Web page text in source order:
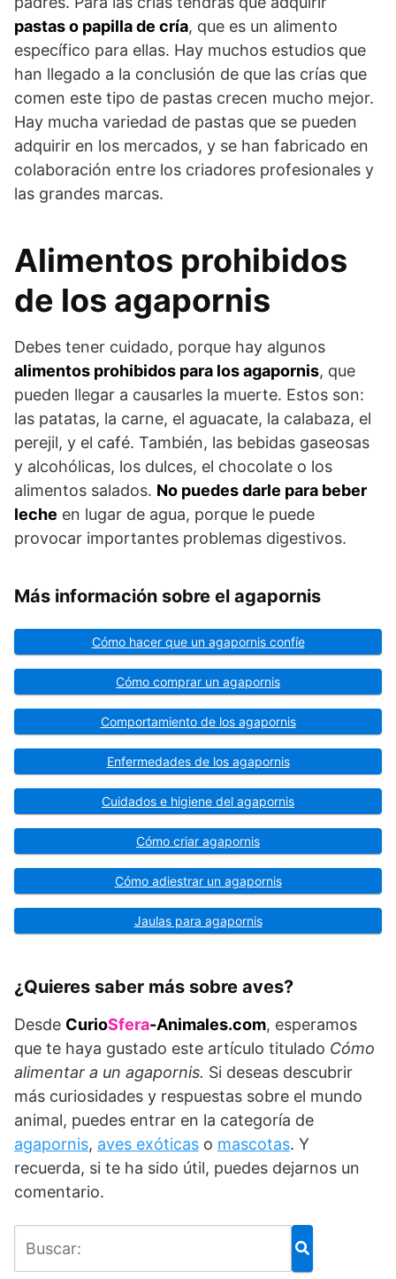
pastas o papilla de cría, que es un alimento
específico para ellas. Hay muchos estudios que
han llegado a la conclusión de que las crías que
comen este tipo de pastas crecen mucho mejor.
Hay mucha variedad de pastas que se pueden
adquirir en los mercados, y se han fabricado en
colaboración entre los criadores profesionales y
las grandes marcas.
Alimentos prohibidos
de los agapornis
Debes tener cuidado, porque hay algunos
alimentos prohibidos para los agapornis, que
pueden llegar a causarles la muerte. Estos son:
las patatas, la carne, el aguacate, la calabaza, el
perejil, y el café. También, las bebidas gaseosas
y alcohólicas, los dulces, el chocolate o los
alimentos salados. No puedes darle para beber
leche en lugar de agua, porque le puede
provocar importantes problemas digestivos.
Más información sobre el agapornis
Cómo hacer que un agapornis confíe
Cómo comprar un agapornis
Comportamiento de los agapornis
Enfermedades de los agapornis
Cuidados e higiene del agapornis
Cómo criar agapornis
Cómo adiestrar un agapornis
Jaulas para agapornis
¿Quieres saber más sobre aves?
Desde CurioSfera-Animales.com, esperamos
que te haya gustado este artículo titulado Cómo
alimentar a un agapornis. Si deseas descubrir
más curiosidades y respuestas sobre el mundo
animal, puedes entrar en la categoría de
agapornis, aves exóticas o mascotas. Y
recuerda, si te ha sido útil, puedes dejarnos un
comentario.